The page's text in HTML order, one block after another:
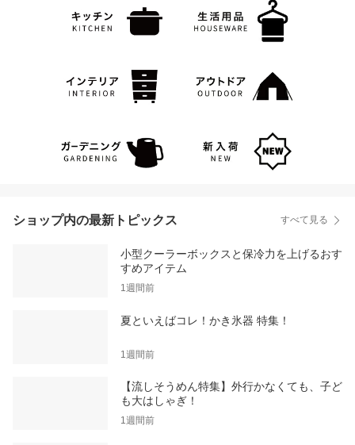
ショップ内の最新トピックス すべて見る
小型クーラーボックスと保冷力を上げるおす
すめアイテム
1週間前
夏といえばコレ！かき氷器 特集！
1週間前
【流しそうめん特集】外行かなくても、子ど
も大はしゃぎ！
1週間前